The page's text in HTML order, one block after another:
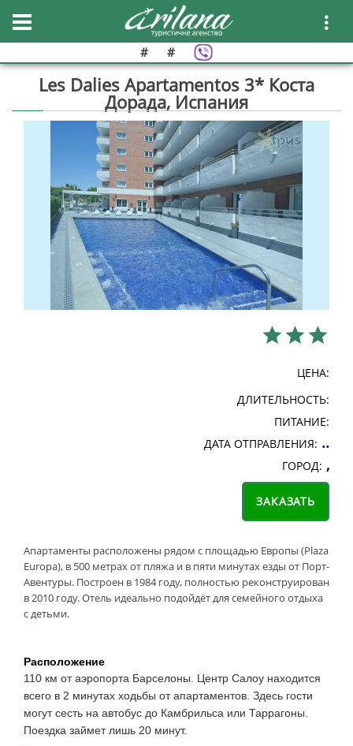
# #
Les Dalies Apartamentos 3* Коста
Дорада, Испания
ЦЕНА:
ДЛИТЕЛЬНОСТЬ:
ПИТАНИЕ:
ДАТА ОТПРАВЛЕНИЯ: ..
ГОРОД: ,
Апартаменты расположены рядом с площадью Европы (Plaza
Europa), в 500 метрах от пляжа и в пяти минутах езды от Порт-
Авентуры. Построен в 1984 году, полностью реконструирован
в 2010 году. Отель идеально подойдёт для семейного отдыха
с детьми.
Расположение
110 км от аэропорта Барселоны. Центр Салоу находится
всего в 2 минутах ходьбы от апартаментов. Здесь гости
могут сесть на автобус до Камбрильса или Таррагоны.
Поездка займет лишь 20 минут.